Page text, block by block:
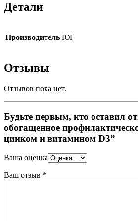
Детали
Производитель ЮГ
Отзывы
Отзывов пока нет.
Будьте первым, кто оставил
обогащенное
цинком и витамином D3”
Ваша оценка
Ваш отзыв *